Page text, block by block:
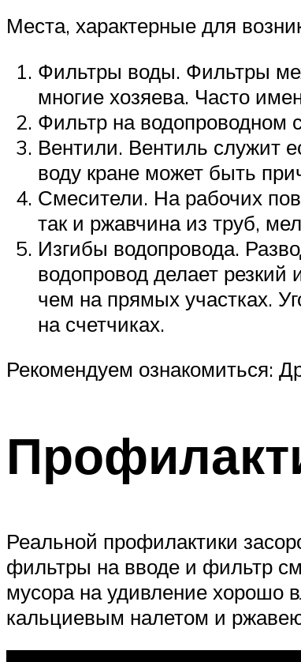
Места, характерные для
Фильтры воды. Фильтры
многие хозяева. Часто
Фильтр на водопроводном
Вентили. Вентиль служит
воду кране может быть
Смесители. На рабочих
так и ржавчина из труб,
Изгибы водопровода.
водопровод делает резкий
чем на прямых участках.
на счетчиках.
Рекомендуем ознакомиться:
Реальной профилактики
фильтры на вводе и фильтр
мусора на удивление хорошо
кальциевым налетом и